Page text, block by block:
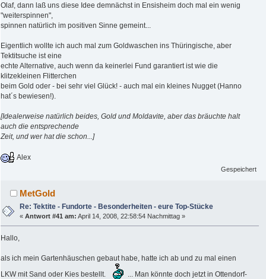
Olaf, dann laß uns diese Idee demnächst in Ensisheim doch mal ein wenig
"weiterspinnen",
spinnen natürlich im positiven Sinne gemeint...
Eigentlich wollte ich auch mal zum Goldwaschen ins Thüringische, aber
Tektitsuche ist eine
echte Alternative, auch wenn da keinerlei Fund garantiert ist wie die
klitzekleinen Flitterchen
beim Gold oder - bei sehr viel Glück! - auch mal ein kleines Nugget (Hanno
hat´s bewiesen!).
[Idealerweise natürlich beides, Gold und Moldavite, aber das bräuchte halt
auch die entsprechende
Zeit, und wer hat die schon...]
Alex
Gespeichert
MetGold
Re: Tektite - Fundorte - Besonderheiten - eure Top-Stücke
«Antwort #41 am: April 14, 2008, 22:58:54 Nachmittag »
Hallo,
als ich mein Gartenhäuschen gebaut habe, hatte ich ab und zu mal einen
LKW mit Sand oder Kies bestellt.
... Man könnte doch jetzt in Ottendorf-